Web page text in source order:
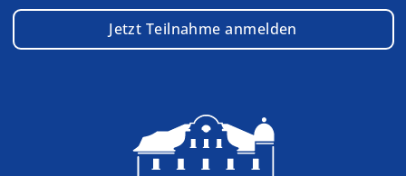
Jetzt Teilnahme anmelden